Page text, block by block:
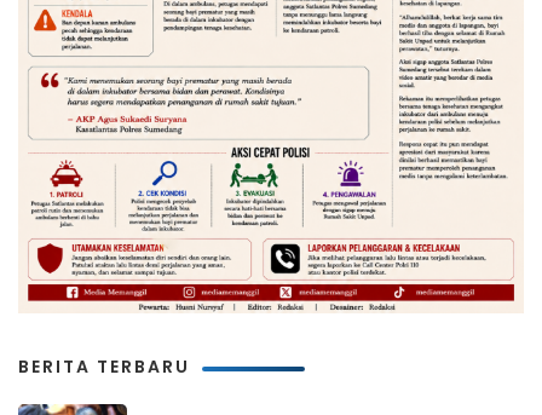
BERITA TERBARU